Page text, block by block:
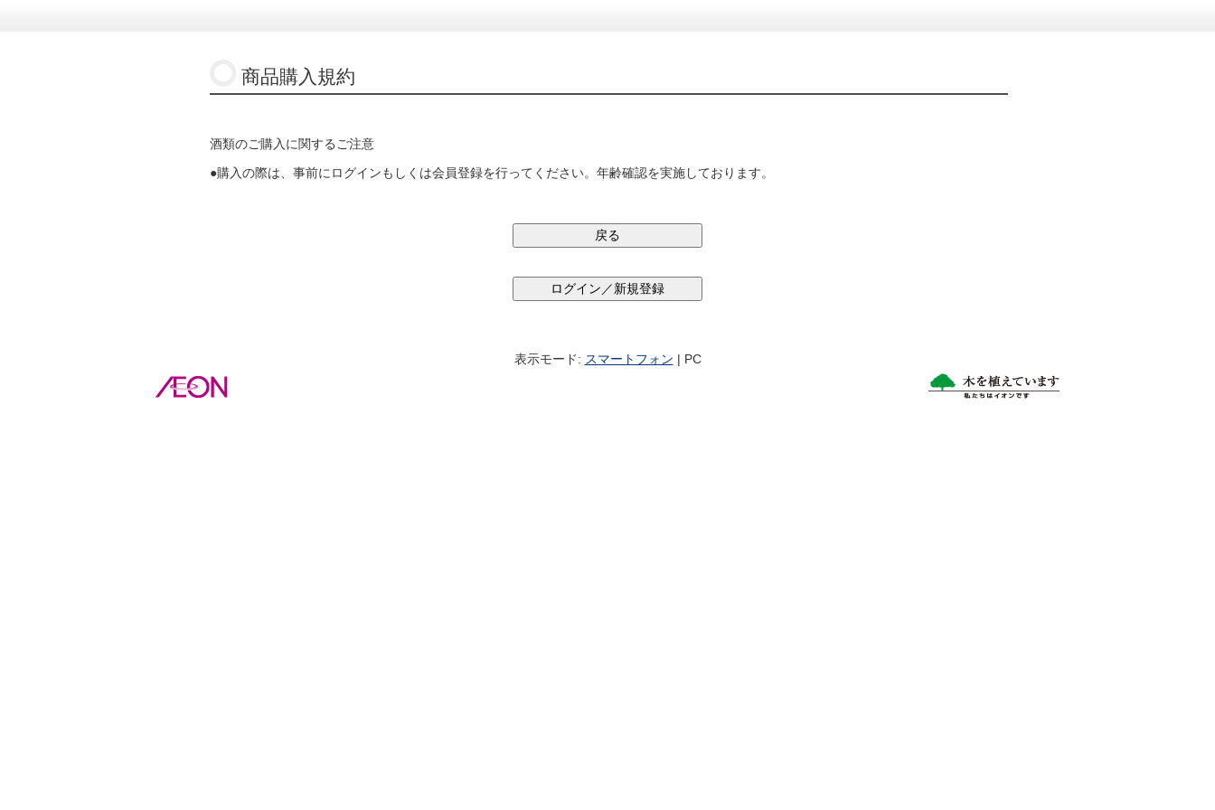
商品購入規約
酒類のご購入に関するご注意
●購入の際は、事前にログインもしくは会員登録を行ってください。年齢確認を実施しております。
表示モード: スマートフォン | PC